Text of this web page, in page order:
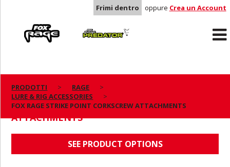
Frimi dentro oppure Crea un Account
Predator
PRODOTTI
RAGE
LURE & RIG ACCESSORIES
FOX RAGE STRIKE POINT CORKSCREW ATTACHMENTS
FOX RAGE STRIKE POINT CORKSCREW
ATTACHMENTS
SEE PRODUCT OPTIONS